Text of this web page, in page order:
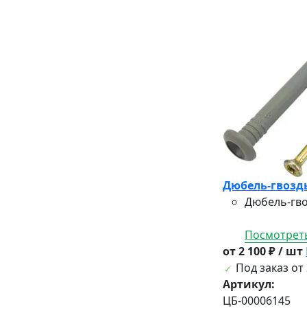
Дюбель-
Дюбель-
от 2 100 ₽ / шт
Под заказ от
Артикул:
ЦБ-00006145